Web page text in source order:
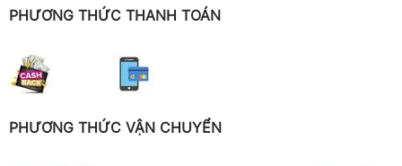
PHƯƠNG THỨC THANH TOÁN
PHƯƠNG THỨC VẬN CHUYỂN